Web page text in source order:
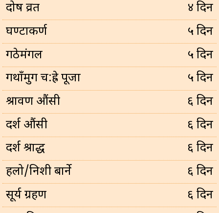
प्रदोष व्रत
४ दिन
घण्टाकर्ण
५ दिन
गठेमंगल
५ दिन
गथाँमुग च:ह्रे पूजा
५ दिन
श्रावण औंसी
६ दिन
दर्श औंसी
६ दिन
दर्श श्राद्ध
६ दिन
हलो/निशी बार्ने
६ दिन
सूर्य ग्रहण
६ दिन